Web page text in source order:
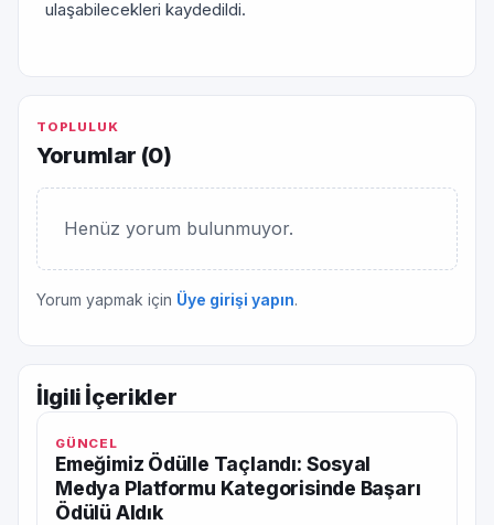
ulaşabilecekleri kaydedildi.
TOPLULUK
Yorumlar (0)
Henüz yorum bulunmuyor.
Yorum yapmak için Üye girişi yapın.
İlgili İçerikler
GÜNCEL
Emeğimiz Ödülle Taçlandı: Sosyal
Medya Platformu Kategorisinde Başarı
Ödülü Aldık